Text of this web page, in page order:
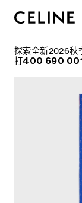
探索全新2026秋
打400 690